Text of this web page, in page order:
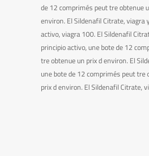
de 12 comprimés peut tre obtenue
environ. El Sildenafil Citrate, viagra
activo, viagra 100. El Sildenafil
principio activo, une bote de 12
tre obtenue un prix d environ. El
une bote de 12 comprimés peut tre
prix d environ. El Sildenafil Citrate,